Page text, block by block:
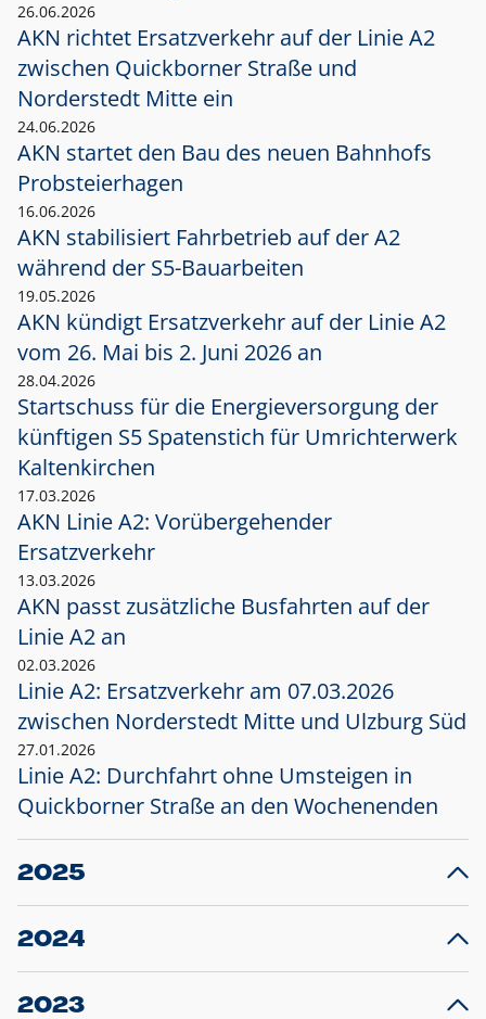
26.06.2026
AKN richtet Ersatzverkehr auf der Linie A2
zwischen Quickborner Straße und
Norderstedt Mitte ein
24.06.2026
AKN startet den Bau des neuen Bahnhofs
Probsteierhagen
16.06.2026
AKN stabilisiert Fahrbetrieb auf der A2
während der S5-Bauarbeiten
19.05.2026
AKN kündigt Ersatzverkehr auf der Linie A2
vom 26. Mai bis 2. Juni 2026 an
28.04.2026
Startschuss für die Energieversorgung der
künftigen S5 Spatenstich für Umrichterwerk
Kaltenkirchen
17.03.2026
AKN Linie A2: Vorübergehender
Ersatzverkehr
13.03.2026
AKN passt zusätzliche Busfahrten auf der
Linie A2 an
02.03.2026
Linie A2: Ersatzverkehr am 07.03.2026
zwischen Norderstedt Mitte und Ulzburg Süd
27.01.2026
Linie A2: Durchfahrt ohne Umsteigen in
Quickborner Straße an den Wochenenden
2025
23.12.2025
Projekt S5: Start der Bauarbeiten am
2024
10.12.2024
Großprojekt S5: Sperrung der Bahnstraße in
2023